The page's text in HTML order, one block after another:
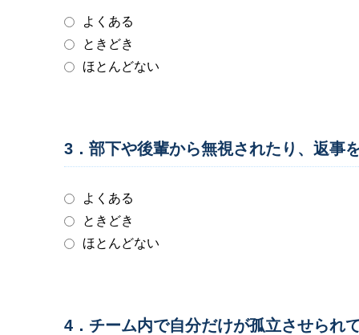
よくある
ときどき
ほとんどない
3．部下や後輩から無視されたり、返事
よくある
ときどき
ほとんどない
4．チーム内で自分だけが孤立させられ